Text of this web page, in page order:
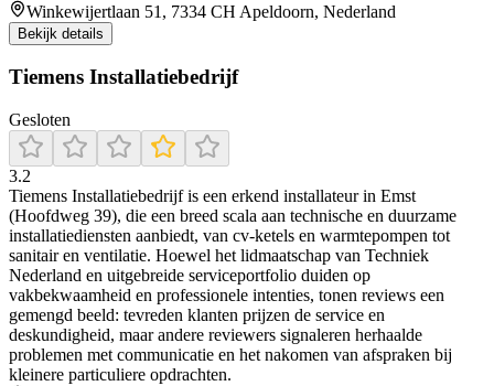
Winkewijertlaan 51, 7334 CH Apeldoorn, Nederland
Bekijk details
Tiemens Installatiebedrijf
Gesloten
3.2
Tiemens Installatiebedrijf is een erkend installateur in Emst
(Hoofdweg 39), die een breed scala aan technische en duurzame
installatiediensten aanbiedt, van cv‑ketels en warmtepompen tot
sanitair en ventilatie. Hoewel het lidmaatschap van Techniek
Nederland en uitgebreide serviceportfolio duiden op
vakbekwaamheid en professionele intenties, tonen reviews een
gemengd beeld: tevreden klanten prijzen de service en
deskundigheid, maar andere reviewers signaleren herhaalde
problemen met communicatie en het nakomen van afspraken bij
kleinere particuliere opdrachten.